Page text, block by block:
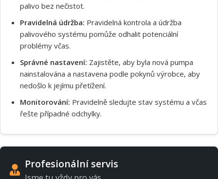
palivo bez nečistot.
Pravidelná údržba: Pravidelná kontrola a údržba
palivového systému pomůže odhalit potenciální
problémy včas.
Správné nastavení: Zajistěte, aby byla nová pumpa
nainstalována a nastavena podle pokynů výrobce, aby
nedošlo k jejímu přetížení.
Monitorování: Pravidelně sledujte stav systému a včas
řešte případné odchylky.
Profesionální servis